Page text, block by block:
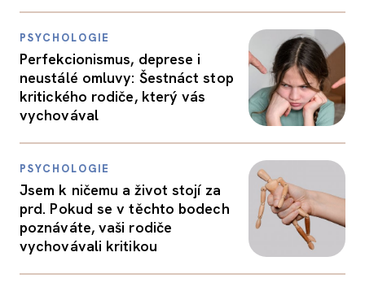
PSYCHOLOGIE
Perfekcionismus, deprese i
neustálé omluvy: Šestnáct stop
kritického rodiče, který vás
vychovával
PSYCHOLOGIE
Jsem k ničemu a život stojí za
prd. Pokud se v těchto bodech
poznáváte, vaši rodiče
vychovávali kritikou